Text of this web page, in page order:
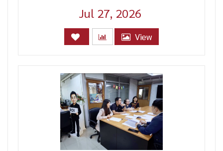
Jul 27, 2026
View